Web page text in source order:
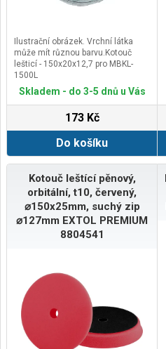
Ilustrační obrázek. Vrchní látka
může mít různou barvu.Kotouč
lešticí - 150x20x12,7 pro MBKL-
1500L
Skladem - do 3-5 dnů u Vás
173 Kč
Do košíku
Kotouč leštící pěnový,
orbitální, t10, červený,
⌀150x25mm, suchý zip
⌀127mm EXTOL PREMIUM
8804541